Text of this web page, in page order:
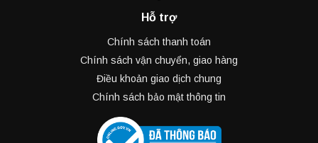
Hỗ trợ
Chính sách thanh toán
Chính sách vận chuyển, giao hàng
Điều khoản giao dịch chung
Chính sách bảo mật thông tin